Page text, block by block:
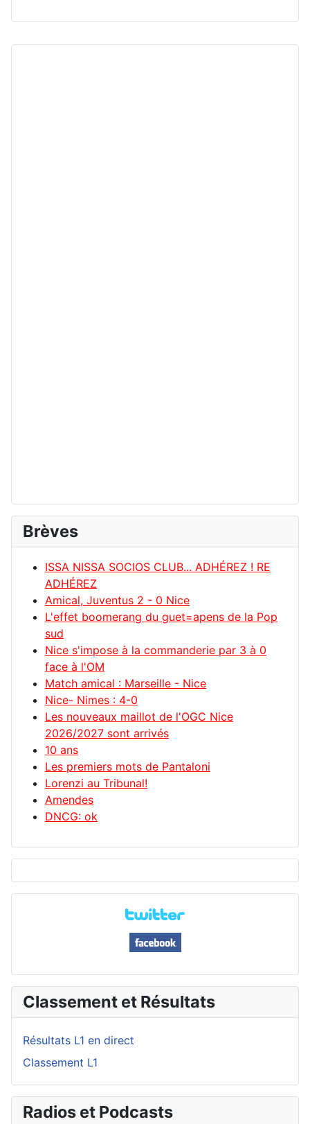
Brèves
ISSA NISSA SOCIOS CLUB... ADHÉREZ ! RE
ADHÉREZ
Amical, Juventus 2 - 0 Nice
L'effet boomerang du guet=apens de la Pop
sud
Nice s'impose à la commanderie par 3 à 0
face à l'OM
Match amical : Marseille - Nice
Nice- Nimes : 4-0
Les nouveaux maillot de l'OGC Nice
2026/2027 sont arrivés
10 ans
Les premiers mots de Pantaloni
Lorenzi au Tribunal!
Amendes
DNCG: ok
Classement et Résultats
Résultats L1 en direct
Classement L1
Radios et Podcasts